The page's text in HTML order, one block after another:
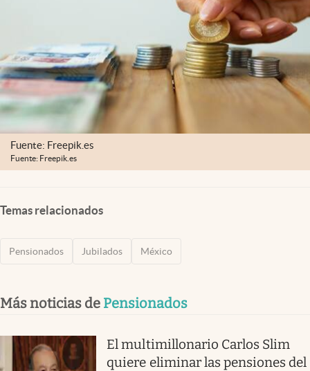
Fuente: Freepik.es
Fuente: Freepik.es
Temas relacionados
Pensionados Jubilados México
Más noticias de Pensionados
El multimillonario Carlos Slim
quiere eliminar las pensiones del